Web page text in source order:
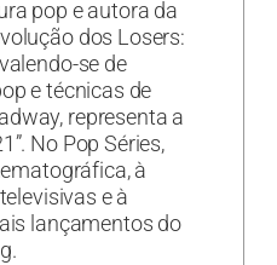
pop e autora da
dos Losers:
se de
e técnicas de
representa a
No Pop Séries,
à
e à
lançamentos do